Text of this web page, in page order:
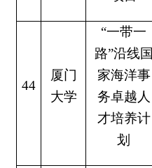
44
厦门
大学
“一带一
路”沿线国
家海洋事
务卓越人
才培养计
划